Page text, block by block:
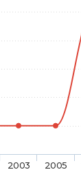
2003 2005